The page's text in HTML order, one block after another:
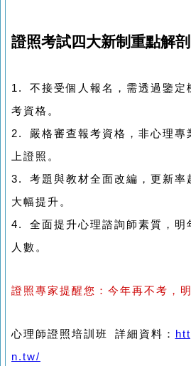
證照考試四大新制重點解剖
1. 不接受個人報名，需透過鑒定
考資格。
2. 嚴格審查報考資格，非心理專
上證照。
3. 考題與教材全面改編，更新率
大幅提升。
4. 全面提升心理諮詢師素質，明
人數。
證照專家提醒您：今年再不考，
心理師證照培訓班 詳細資料：
n.tw/